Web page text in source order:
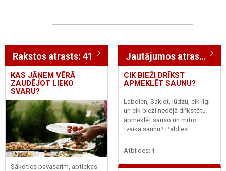
Rakstos atrasts: 41
KAS JĀŅEM VĒRĀ
ZAUDĒJOT LIEKO
SVARU?
Sākoties pavasarim, aptiekas
Jautājumos atrasts: 18
CIK BIEŽI DRĪKST
APMEKLĒT SAUNU?
Labdien, Sakiet, lūdzu, cik ilgi
un cik bieži nedēļā drīkstētu
apmeklēt sauso un mitro
tvaika saunu? Paldies.
Atbildes: 1